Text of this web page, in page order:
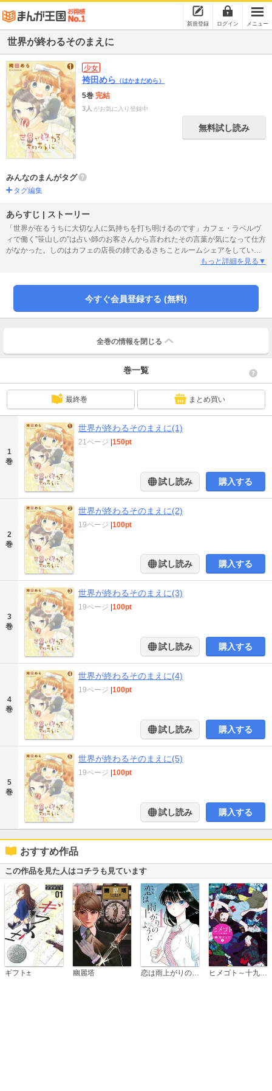
新規登録 ログイン メニュー
世界が終わるそのまえに
少女
袴田めら （はかまだめら）
5巻 完結
3人 がお気に入り登録中
無料試し読み
みんなのまんがタグ
タグ編集
あらすじ | ストーリー
「世界が在るうちに大切な人に気持ちを打ち明けるのです」カフェ・ラベルヴ
ィで働く”笹山しの”は占い師のお客さんから言われたその言葉が気になって仕方
がなかった。しのはカフェの店長の姉であるさちことルームシェアをしている
のだが……※この作品は『ガレットNo.10』に掲載されている作品となります。
もっと詳細を見る▼
今すぐ会員登録する (無料)
全巻の情報を 閉じる
巻一覧
最終巻 まとめ買い
1
巻
世界が終わるそのまえに(1)
21ページ 150pt
試し読み 購入する
2
巻
世界が終わるそのまえに(2)
19ページ 100pt
試し読み 購入する
3
巻
世界が終わるそのまえに(3)
19ページ 100pt
試し読み 購入する
4
巻
世界が終わるそのまえに(4)
19ページ 100pt
試し読み 購入する
5
巻
世界が終わるそのまえに(5)
19ページ 100pt
試し読み 購入する
おすすめ作品
この作品を見た人はコチラも見ています
ギフト± 幽麗塔 恋は雨上がりのように ヒメゴト～十九歳の制服～